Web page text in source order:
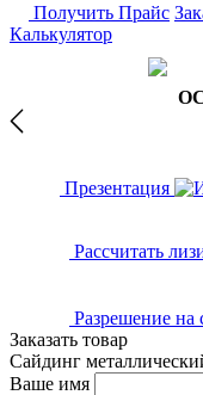
Получить Прайс
Калькулятор
Презентация
Рассчитать
Разрешение на
Заказать товар
Сайдинг
Ваше имя